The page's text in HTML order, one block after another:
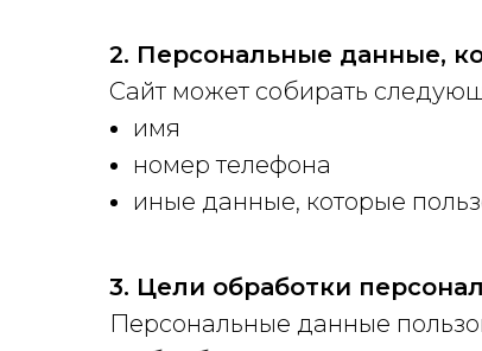
2. Персональные данные,
Сайт может собирать
имя
номер телефона
иные данные, которые
3. Цели обработки
Персональные данные